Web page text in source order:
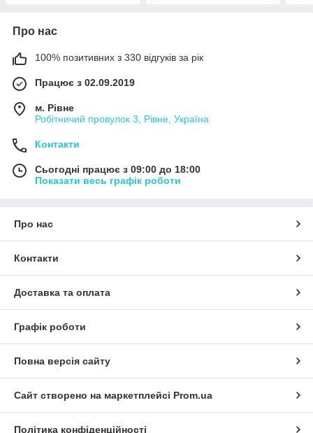
Про нас
100% позитивних з 330 відгуків за рік
Працює з 02.09.2019
м. Рівне
Робітничий провулок 3, Рівне, Україна
Контакти
Сьогодні працює з 09:00 до 18:00
Показати весь графік роботи
Про нас
Контакти
Доставка та оплата
Графік роботи
Повна версія сайту
Сайт створено на маркетплейсі Prom.ua
Політика конфіденційності